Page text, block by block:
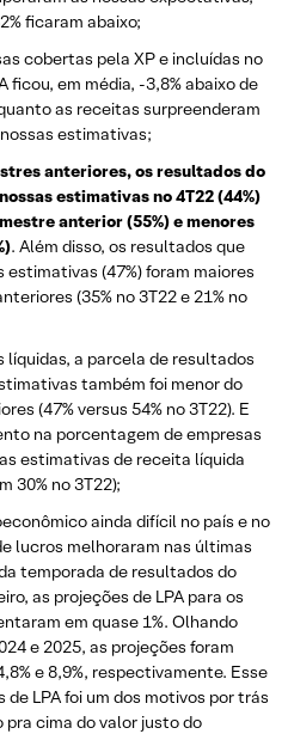
ficaram abaixo;
cobertas pela XP e incluídas no
ficou, em média, -3,8% abaixo de
as receitas surpreenderam
estimativas;
anteriores, os resultados do
estimativas no 4T22 (44%)
anterior (55%) e menores
. Além disso, os resultados que
(47%) foram maiores
(35% no 3T22 e 21% no
líquidas, a parcela de resultados
também foi menor do
(47% versus 54% no 3T22). E
na porcentagem de empresas
estimativas de receita líquida
30% no 3T22);
ainda difícil no país e no
lucros melhoraram nas últimas
temporada de resultados do
as projeções de LPA para os
em quase 1%. Olhando
e 2025, as projeções foram
e 8,9%, respectivamente. Esse
LPA foi um dos motivos por trás
cima do valor justo do